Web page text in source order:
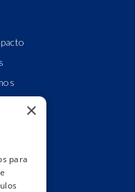
×
para